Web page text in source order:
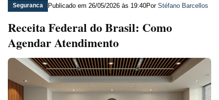
Seguranca Publicado em 26/05/2026 às 19:40Por Stéfano Barcellos
Receita Federal do Brasil: Como
Agendar Atendimento